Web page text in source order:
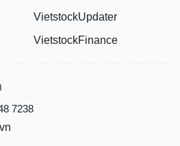
VietstockUpdater
VietstockFinance
7238